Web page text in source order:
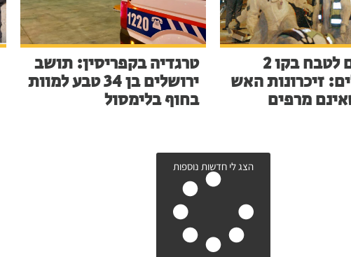
23 שנים לטבח בקו 2
זיכרונות האש
מרפים
טרגדיה בקפריסין: תושב
ירושלים בן 34 טבע למוות
בחוף בלימסול
הצג לי חדשות נוספות